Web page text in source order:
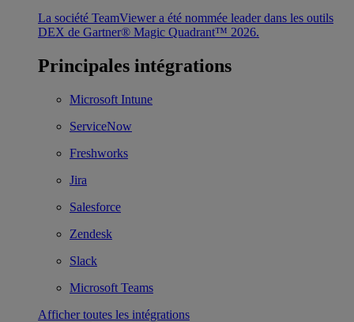
La société TeamViewer a été nommée leader dans les outils
DEX de Gartner® Magic Quadrant™ 2026.
Principales intégrations
Microsoft Intune
ServiceNow
Freshworks
Jira
Salesforce
Zendesk
Slack
Microsoft Teams
Afficher toutes les intégrations